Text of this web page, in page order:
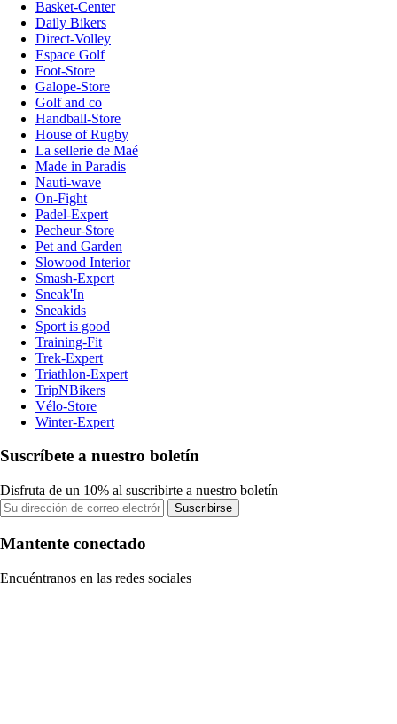
Basket-Center
Daily Bikers
Direct-Volley
Espace Golf
Foot-Store
Galope-Store
Golf and co
Handball-Store
House of Rugby
La sellerie de Maé
Made in Paradis
Nauti-wave
On-Fight
Padel-Expert
Pecheur-Store
Pet and Garden
Slowood Interior
Smash-Expert
Sneak'In
Sneakids
Sport is good
Training-Fit
Trek-Expert
Triathlon-Expert
TripNBikers
Vélo-Store
Winter-Expert
Suscríbete a nuestro boletín
Disfruta de un 10% al suscribirte a nuestro boletín
Suscribirse
Mantente conectado
Encuéntranos en las redes sociales